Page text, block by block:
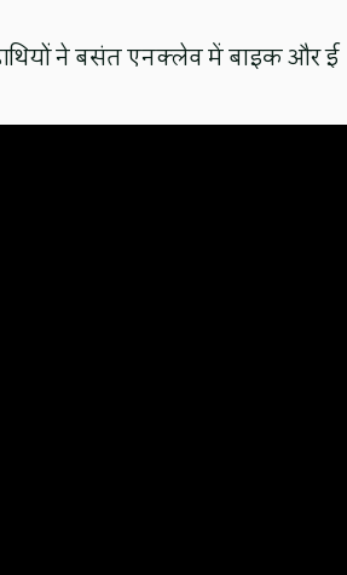
ने बसंत एनक्लेव में बाइक और ई